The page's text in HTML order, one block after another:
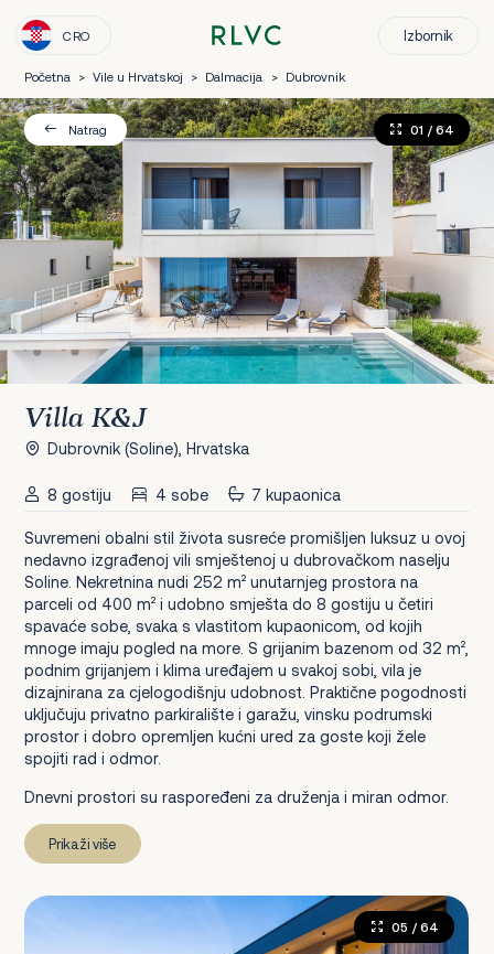
CRO Izbornik
Početna > Vile u Hrvatskoj > Dalmacija > Dubrovnik
Natrag 01 / 64
Villa K&J
Dubrovnik (Soline), Hrvatska
8 gostiju 4 sobe 7 kupaonica
Suvremeni obalni stil života susreće promišljen luksuz u ovoj
nedavno izgrađenoj vili smještenoj u dubrovačkom naselju
Soline. Nekretnina nudi 252 m² unutarnjeg prostora na
parceli od 400 m² i udobno smješta do 8 gostiju u četiri
spavaće sobe, svaka s vlastitom kupaonicom, od kojih
mnoge imaju pogled na more. S grijanim bazenom od 32 m²,
podnim grijanjem i klima uređajem u svakoj sobi, vila je
dizajnirana za cjelogodišnju udobnost. Praktične pogodnosti
uključuju privatno parkiralište i garažu, vinsku podrumski
prostor i dobro opremljen kućni ured za goste koji žele
spojiti rad i odmor.
Dnevni prostori su raspoređeni za druženja i miran odmor.
Prikaži više
05 / 64